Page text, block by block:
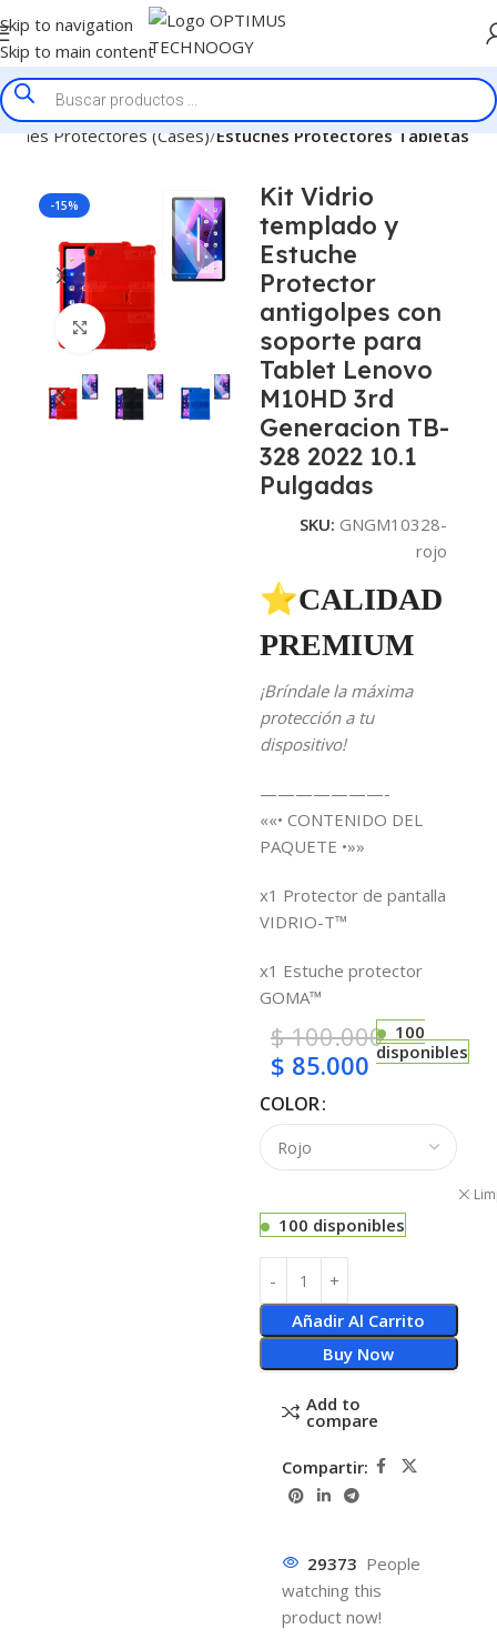
Skip to navigation
Skip to main content
Protectores (Cases) Estuches Protectores Tabletas
-15%
Click to enlarge
Kit Vidrio
templado y
Estuche
Protector
antigolpes con
soporte para
Tablet Lenovo
M10HD 3rd
Generacion TB-
328 2022 10.1
Pulgadas
SKU: GNGM10328-
rojo
⭐CALIDAD
PREMIUM
¡Bríndale la máxima
protección a tu
dispositivo!
———————-
««• CONTENIDO DEL
PAQUETE •»»
x1 Protector de pantalla
VIDRIO-T™
x1 Estuche protector
GOMA™
$100.000
$ 85.000
100
disponibles
COLOR
100 disponibles
Añadir Al Carrito
Buy Now
Add to
compare
Compartir:
29373 People
watching this
product now!